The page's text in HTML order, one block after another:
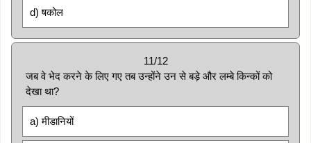
d) षकोल
11/12
जब वे भेद करने के लिए गए तब उन्होंने उन से बड़े और लम्बे किन्कों को
देखा था?
a) मीडानियों